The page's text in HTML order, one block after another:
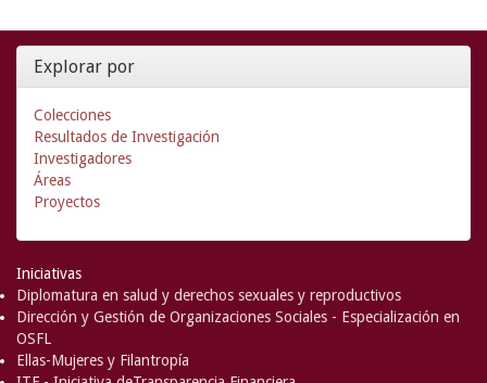
Explorar por
Colecciones
Resultados de Investigación
Investigadores
Áreas
Proyectos
Iniciativas
Diplomatura en salud y derechos sexuales y reproductivos
Dirección y Gestión de Organizaciones Sociales - Especialización en
OSFL
Ellas-Mujeres y Filantropía